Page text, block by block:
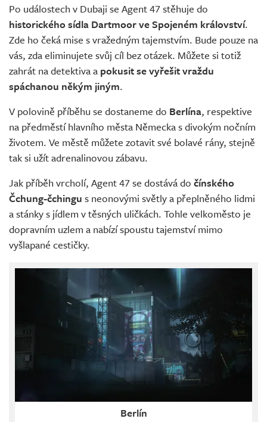
Po událostech v Dubaji se Agent 47 stěhuje do
historického sídla Dartmoor ve Spojeném království.
Zde ho čeká mise s vražedným tajemstvím. Bude pouze na
vás, zda eliminujete svůj cíl bez otázek. Můžete si totiž
zahrát na detektiva a pokusit se vyřešit vraždu
spáchanou někým jiným.
V polovině příběhu se dostaneme do Berlína, respektive
na předměstí hlavního města Německa s divokým nočním
životem. Ve městě můžete zotavit své bolavé rány, stejně
tak si užít adrenalinovou zábavu.
Jak příběh vrcholí, Agent 47 se dostává do čínského
Čchung-čchingu s neonovými světly a přeplněného lidmi
a stánky s jídlem v těsných uličkách. Tohle velkoměsto je
dopravním uzlem a nabízí spoustu tajemství mimo
vyšlapané cestičky.
Berlín